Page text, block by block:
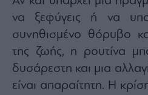
να ξεφύγεις ή να
συνηθισμένο θόρυβο
της ζωής, η ρουτίνα
δυσάρεστη και μια
είναι απαραίτητη. Η